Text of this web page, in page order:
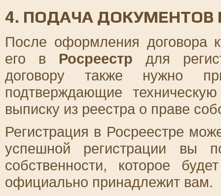
4. ПОДАЧА ДОКУМЕНТОВ
После оформления договора
его в Росреестр для
договору также нужно
подтверждающие
выписку из реестра о праве
Регистрация в Росреестре
успешной регистрации вы
собственности, которое
официально принадлежит вам.